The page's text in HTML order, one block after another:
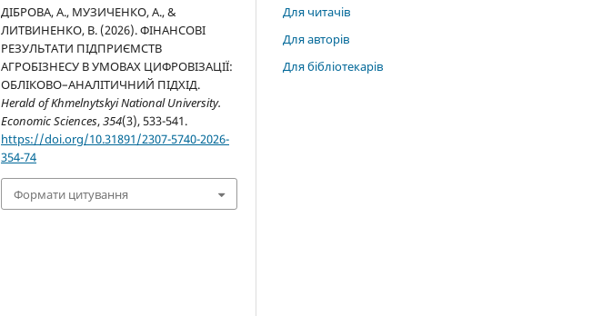
ДІБРОВА, А., МУЗИЧЕНКО, А., &
ЛИТВИНЕНКО, В. (2026). ФІНАНСОВІ
РЕЗУЛЬТАТИ ПІДПРИЄМСТВ
АГРОБІЗНЕСУ В УМОВАХ ЦИФРОВІЗАЦІЇ:
ОБЛІКОВО–АНАЛІТИЧНИЙ ПІДХІД.
Herald of Khmelnytskyi National University.
Economic Sciences,354(3), 533-541.
https://doi.org/10.31891/2307-5740-2026-
354-74
Формати цитування
Для читачів
Для авторів
Для бібліотекарів